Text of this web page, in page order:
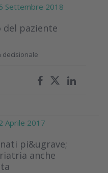
2018
del paziente
decisionale
2017
pi&ugrave;
anche